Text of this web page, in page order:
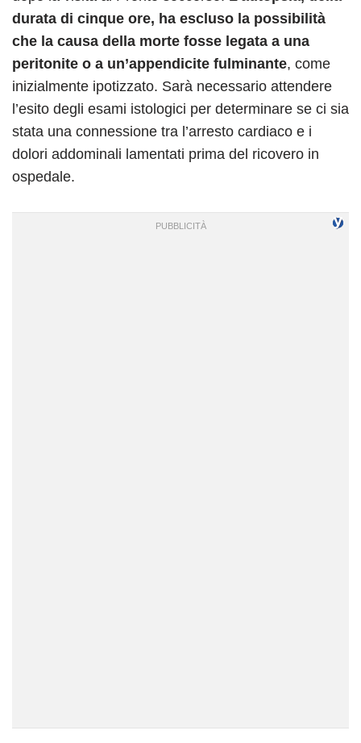
durata di cinque ore, ha escluso la possibilità
che la causa della morte fosse legata a una
peritonite o a un’appendicite fulminante, come
inizialmente ipotizzato. Sarà necessario attendere
l’esito degli esami istologici per determinare se ci sia
stata una connessione tra l’arresto cardiaco e i
dolori addominali lamentati prima del ricovero in
ospedale.